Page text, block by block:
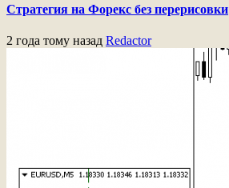
Стратегия на Форекс без перерисовки
2 года тому назад Redactor